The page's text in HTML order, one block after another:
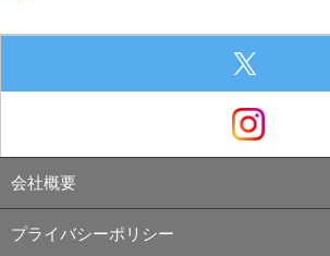
会社概要
プライバシーポリシー